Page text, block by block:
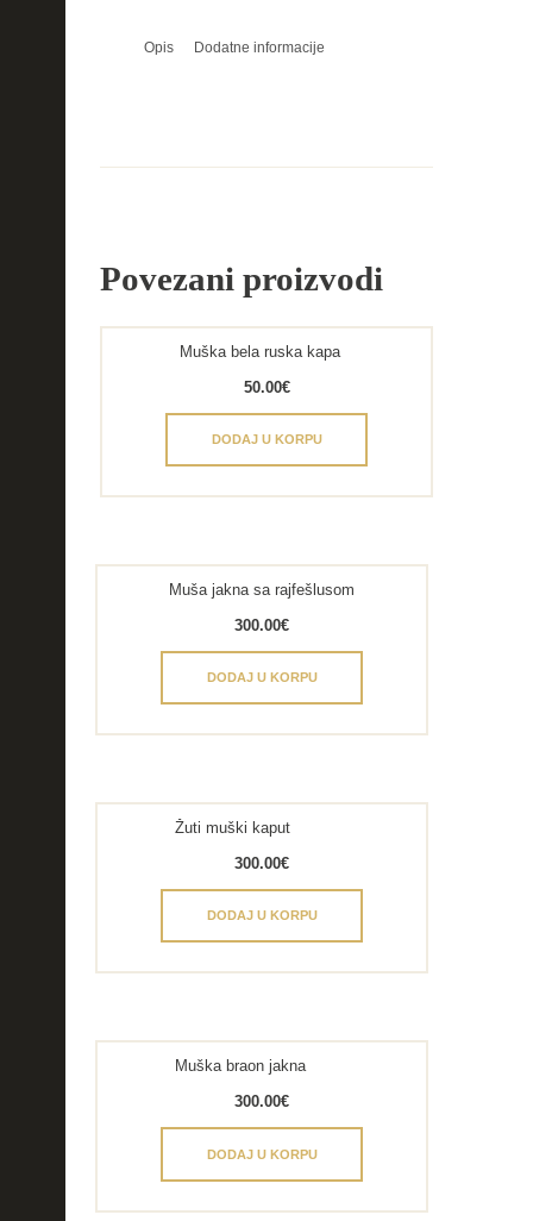
Opis Dodatne informacije
Povezani proizvodi
Muška bela ruska kapa
50.00€
DODAJ U KORPU
Muša jakna sa rajfešlusom
300.00€
DODAJ U KORPU
Žuti muški kaput
300.00€
DODAJ U KORPU
Muška braon jakna
300.00€
DODAJ U KORPU